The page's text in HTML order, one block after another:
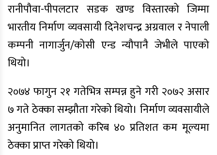
रानीपौवा-पीपलटार सडक खण्ड विस्तारको जिम्मा
भारतीय निर्माण व्यवसायी दिनेशचन्द्र अग्रवाल र नेपाली
कम्पनी नागार्जुन/कोसी एन्ड न्यौपानै जेभीले पाएको
थियो।
२०७४ फागुन २१ गतेभित्र सम्पन्न हुने गरी २०७२ असार
७ गते ठेक्का सम्झौता गरेको थियो। निर्माण व्यवसायीले
अनुमानित लागतको करिब ४० प्रतिशत कम मूल्यमा
ठेक्का प्राप्त गरेको थियो।